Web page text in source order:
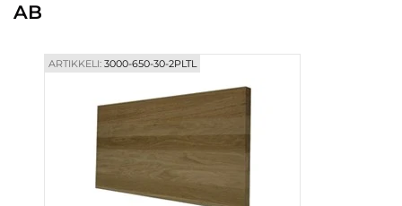
Yhteystiedot
AB
ARTIKKELI:3000-650-30-2PLTL